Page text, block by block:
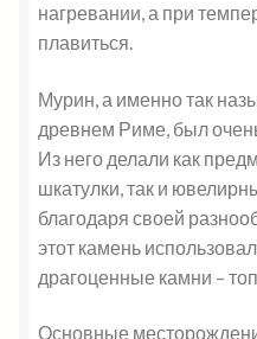
нагревании, а при
плавиться.
Мурин, а именно так
древнем Риме, был
Из него делали как
шкатулки, так и
благодаря своей
этот камень
драгоценные камни –
Основные